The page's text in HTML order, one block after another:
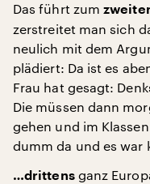
Das führt zum
zerstreitet man sich
neulich mit dem
plädiert: Da ist es
Frau hat gesagt:
Die müssen dann
gehen und im
dumm da und es war
…drittens ganz